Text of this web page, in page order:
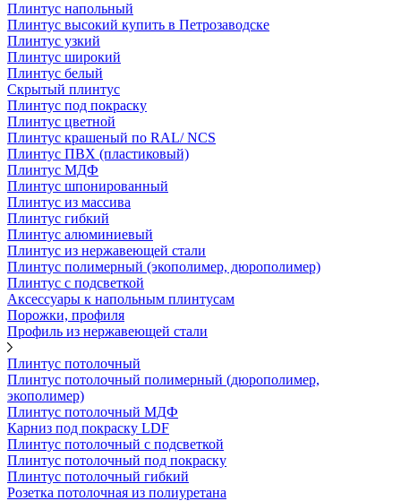
Плинтус напольный
Плинтус высокий купить в Петрозаводске
Плинтус узкий
Плинтус широкий
Плинтус белый
Скрытый плинтус
Плинтус под покраску
Плинтус цветной
Плинтус крашеный по RAL/ NCS
Плинтус ПВХ (пластиковый)
Плинтус МДФ
Плинтус шпонированный
Плинтус из массива
Плинтус гибкий
Плинтус алюминиевый
Плинтус из нержавеющей стали
Плинтус полимерный (экополимер, дюрополимер)
Плинтус с подсветкой
Аксессуары к напольным плинтусам
Порожки, профиля
Профиль из нержавеющей стали
Плинтус потолочный
Плинтус потолочный полимерный (дюрополимер,
экополимер)
Плинтус потолочный МДФ
Карниз под покраску LDF
Плинтус потолочный с подсветкой
Плинтус потолочный под покраску
Плинтус потолочный гибкий
Розетка потолочная из полиуретана